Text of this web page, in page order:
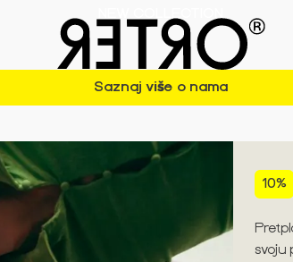
Saznaj više o nama
10%
svoju